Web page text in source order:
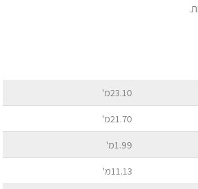
23.10מ'
21.70מ'
1.99מ'
11.13מ'